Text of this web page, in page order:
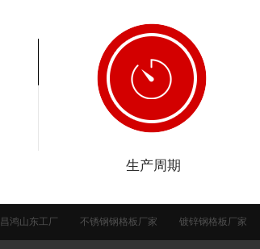
生产周期
昌鸿山东工厂 不锈钢钢格板厂家 镀锌钢格板厂家